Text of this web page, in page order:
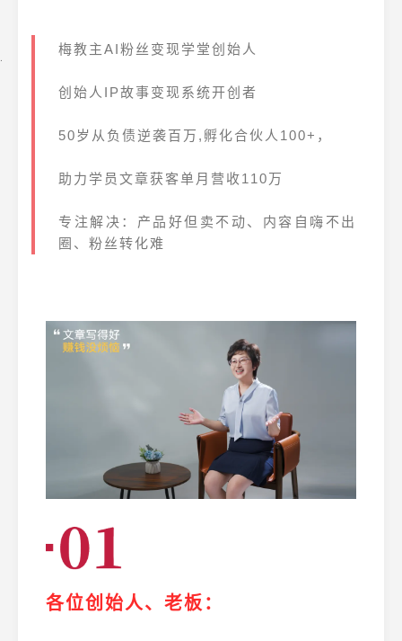
梅教主AI粉丝变现学堂创始人
创始人IP故事变现系统开创者
50岁从负债逆袭百万,孵化合伙人100+，
助力学员文章获客单月营收110万
专注解决：产品好但卖不动、内容自嗨不出
圈、粉丝转化难
各位创始人、老板：